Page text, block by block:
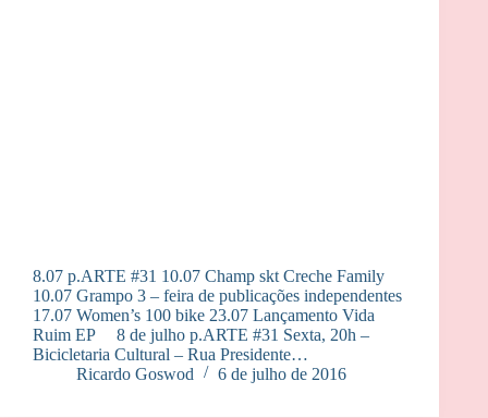
8.07 p.ARTE #31 10.07 Champ skt Creche Family
10.07 Grampo 3 – feira de publicações independentes
17.07 Women’s 100 bike 23.07 Lançamento Vida
Ruim EP 8 de julho p.ARTE #31 Sexta, 20h –
Bicicletaria Cultural – Rua Presidente…
Ricardo Goswod
6 de julho de 2016